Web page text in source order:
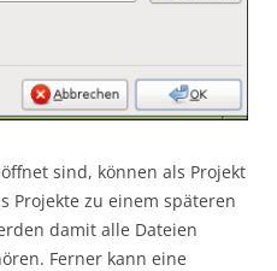
sind, können als Projekt
Projekte zu einem späteren
damit alle Dateien
Ferner kann eine